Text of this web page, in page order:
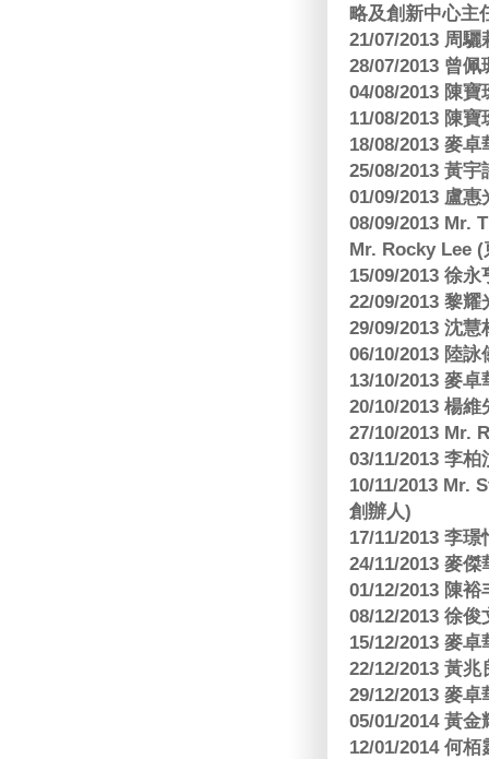
略及創新中心主
21/07/2013 周
28/07/2013 曾
04/08/2013 陳
11/08/2013 陳
18/08/2013 麥
25/08/2013 黃
01/09/2013 盧
08/09/2013 Mr.
Mr. Rocky Lee
15/09/2013 徐
22/09/2013 黎
29/09/2013 沈
06/10/2013 陸
13/10/2013 麥
20/10/2013 楊
27/10/2013 Mr.
03/11/2013 李
10/11/2013 Mr.
創辦人)
17/11/2013 李
24/11/2013 麥
01/12/2013 陳
08/12/2013 徐
15/12/2013 麥
22/12/2013 黃
29/12/2013 麥
05/01/2014 黃
12/01/2014 何